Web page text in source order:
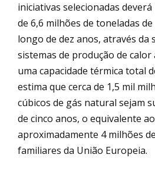
iniciativas selecionadas
de 6,6 milhões de toneladas
longo de dez anos, através da
sistemas de produção de calor
uma capacidade térmica total
estima que cerca de 1,5 mil
cúbicos de gás natural sejam
de cinco anos, o equivalente
aproximadamente 4 milhões
familiares da União Europeia.